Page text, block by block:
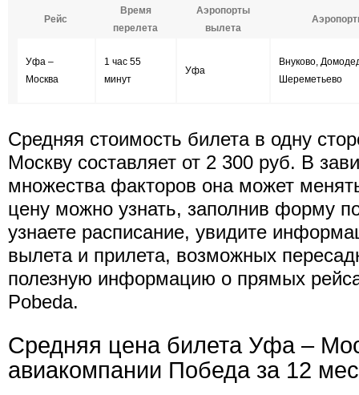
Рейс
Время
перелета
Аэропорты
вылета
Уфа –
Москва
1 час 55
минут
Уфа
Внуково,
Шереметьево
Средняя стоимость билета в одну
Москву составляет от 2 300 руб. В
множества факторов она может
цену можно узнать, заполнив форму
узнаете расписание, увидите
вылета и прилета, возможных
полезную информацию о прямых
Pobeda.
Средняя цена билета Уфа –
авиакомпании Победа за 12